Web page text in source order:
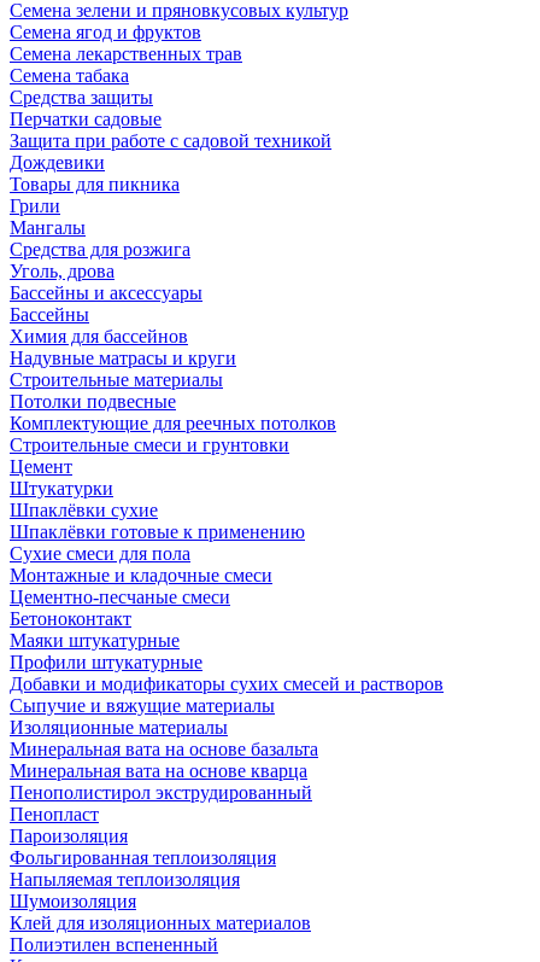
Семена зелени и пряновкусовых культур
Семена ягод и фруктов
Семена лекарственных трав
Семена табака
Средства защиты
Перчатки садовые
Защита при работе с садовой техникой
Дождевики
Товары для пикника
Грили
Мангалы
Средства для розжига
Уголь, дрова
Бассейны и аксессуары
Бассейны
Химия для бассейнов
Надувные матрасы и круги
Строительные материалы
Потолки подвесные
Комплектующие для реечных потолков
Строительные смеси и грунтовки
Цемент
Штукатурки
Шпаклёвки сухие
Шпаклёвки готовые к применению
Сухие смеси для пола
Монтажные и кладочные смеси
Цементно-песчаные смеси
Бетоноконтакт
Маяки штукатурные
Профили штукатурные
Добавки и модификаторы сухих смесей и растворов
Сыпучие и вяжущие материалы
Изоляционные материалы
Минеральная вата на основе базальта
Минеральная вата на основе кварца
Пенополистирол экструдированный
Пенопласт
Пароизоляция
Фольгированная теплоизоляция
Напыляемая теплоизоляция
Шумоизоляция
Клей для изоляционных материалов
Полиэтилен вспененный